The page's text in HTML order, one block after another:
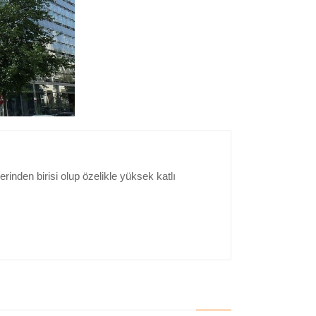
birisi olup özelikle yüksek katlı